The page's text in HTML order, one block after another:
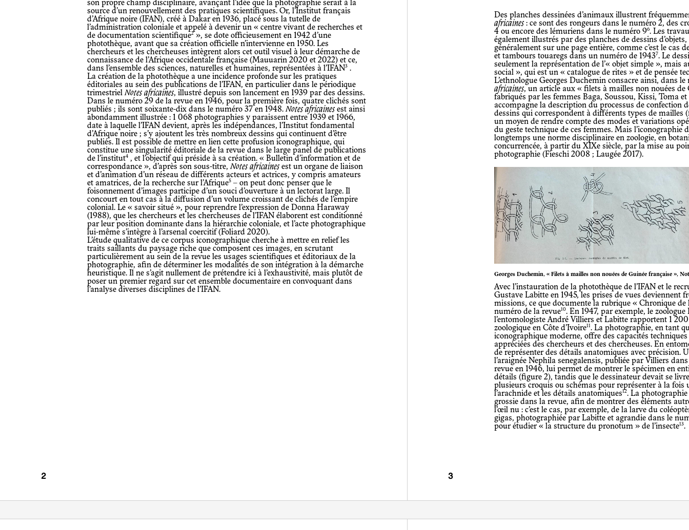
son propre champ disciplinaire, avançant l’idée que la photographie serait à la
source d’un renouvellement des pratiques scientifiques. Or, l’Institut français
d’Afrique noire (IFAN), créé à Dakar en 1936, placé sous la tutelle de
l’administration coloniale et appelé à devenir un « centre vivant de recherches et
de documentation scientifique2 », se dote officieusement en 1942 d’une
photothèque, avant que sa création officielle n’intervienne en 1950. Les
chercheurs et les chercheuses intègrent alors cet outil visuel à leur démarche de
connaissance de l’Afrique occidentale française (Mauuarin 2020 et 2022) et ce,
dans l’ensemble des sciences, naturelles et humaines, représentées à l’IFAN3 .
La création de la photothèque a une incidence profonde sur les pratiques
éditoriales au sein des publications de l’IFAN, en particulier dans le périodique
trimestrielNotes africaines, illustré depuis son lancement en 1939 par des dessins.
Dans le numéro 29 de la revue en 1946, pour la première fois, quatre clichés sont
publiés ; ils sont soixante-dix dans le numéro 37 en 1948.Notes africainesest ainsi
abondamment illustrée : 1 068 photographies y paraissent entre 1939 et 1966,
date à laquelle l’IFAN devient, après les indépendances, l’Institut fondamental
d’Afrique noire ; s’y ajoutent les très nombreux dessins qui continuent d’être
publiés. Il est possible de mettre en lien cette profusion iconographique, qui
constitue une singularité éditoriale de la revue dans le large panel de publications
de l’institut4 , et l’objectif qui préside à sa création. « Bulletin d’information et de
correspondance », d’après son sous-titre,Notes africainesest un organe de liaison
et d’animation d’un réseau de différents acteurs et actrices, y compris amateurs
et amatrices, de la recherche sur l’Afrique5 – on peut donc penser que le
foisonnement d’images participe d’un souci d’ouverture à un lectorat large. Il
concourt en tout cas à la diffusion d’un volume croissant de clichés de l’empire
colonial. Le « savoir situé », pour reprendre l’expression de Donna Haraway
(1988), que les chercheurs et les chercheuses de l’IFAN élaborent est conditionné
par leur position dominante dans la hiérarchie coloniale, et l’acte photographique
lui-même s’intègre à l’arsenal coercitif (Foliard 2020).
L’étude qualitative de ce corpus iconographique cherche à mettre en relief les
traits saillants du paysage riche que composent ces images, en scrutant
particulièrement au sein de la revue les usages scientifiques et éditoriaux de la
photographie, afin de déterminer les modalités de son intégration à la démarche
heuristique. Il ne s’agit nullement de prétendre ici à l’exhaustivité, mais plutôt de
poser un premier regard sur cet ensemble documentaire en convoquant dans
l’analyse diverses disciplines de l’IFAN.
Des planches dessinées d’animaux illustrent
africaines: ce sont des rongeurs dans le numéro 2, des
4 ou encore des lémuriens dans le numéro 96. Les
également illustrés par des planches de dessins
généralement sur une page entière, comme c’est le cas
et tambours touaregs dans un numéro de 19437. Le
seulement la représentation de l’« objet simple », mais
social », qui est un « catalogue de rites » et de pensée
L’ethnologue Georges Duchemin consacre ainsi, dans
africaines, un article aux « filets à mailles non nouées de
fabriqués par les femmes Baga, Soussou, Kissi, Toma
accompagne la description du processus de confection
dessins qui correspondent à différents types de mailles
un moyen de rendre compte des modes et variations
du geste technique de ces femmes. Mais l’iconographie
longtemps une norme disciplinaire en zoologie, en
concurrencée, à partir du XIXe siècle, par la mise au
photographie (Fieschi 2008 ; Laugée 2017).
Georges Duchemin, « Filets à mailles non nouées de Guinée française »,
Avec l’instauration de la photothèque de l’IFAN et le recrutement du photographe
Gustave Labitte en 1945, les prises de vues deviennent
missions, ce que documente la rubrique « Chronique de
numéro de la revue10. En 1947, par exemple, le
l’entomologiste André Villiers et Labitte rapportent 1
zoologique en Côte d’Ivoire11. La photographie, en tant
iconographique moderne, offre des capacités
appréciées des chercheurs et des chercheuses. En
de représenter des détails anatomiques avec précision.
l’araignée Nephila senegalensis, publiée par Villiers
revue en 1946, lui permet de montrer le spécimen en
détails (figure 2), tandis que le dessinateur devait se
plusieurs croquis ou schémas pour représenter à la fois
l’arachnide et les détails anatomiques12. La
grossie dans la revue, afin de montrer des éléments
l’œil nu : c’est le cas, par exemple, de la larve du
gigas, photographiée par Labitte et agrandie dans le
pour étudier « la structure du pronotum » de l’insecte13.